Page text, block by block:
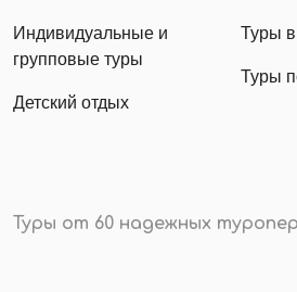
Индивидуальные и
групповые туры
Детский отдых
Туры
Туры
Туры от 60 надежных